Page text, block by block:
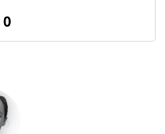
0